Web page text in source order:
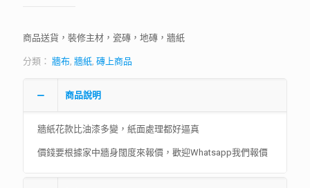
商品送貨，裝修主材，瓷磚，地磚，牆紙
分類： 牆布, 牆紙, 磚上商品
商品說明
牆紙花款比油漆多變，紙面處理都好逼真
價錢要根據家中牆身闊度來報價，歡迎Whatsapp我們報價